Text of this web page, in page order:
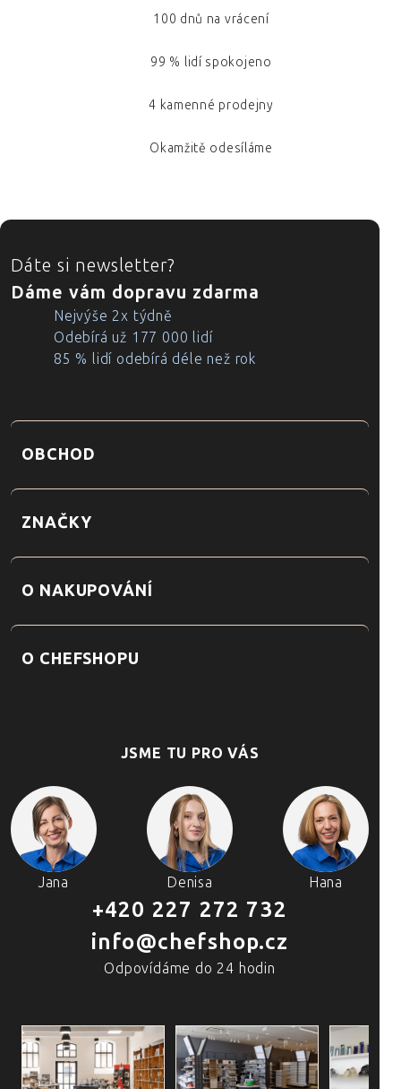
100 dnů na vrácení
99 % lidí spokojeno
4 kamenné prodejny
Okamžitě odesíláme
ZÁPATÍ
Dáte si newsletter?
Dáme vám dopravu zdarma
Nejvýše 2x týdně
Odebírá už 177 000 lidí
85 % lidí odebírá déle než rok
OBCHOD
ZNAČKY
O NAKUPOVÁNÍ
O CHEFSHOPU
JSME TU PRO VÁS
Jana Denisa Hana
+420 227 272 732
info@chefshop.cz
Odpovídáme do 24 hodin